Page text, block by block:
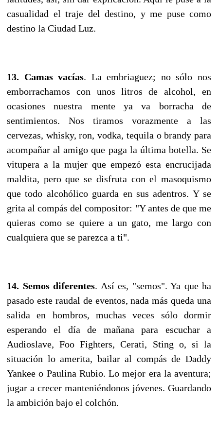
casualidad el traje del destino, y me puse como
destino la Ciudad Luz.
13. Camas vacías. La embriaguez; no sólo nos
emborrachamos con unos litros de alcohol, en
ocasiones nuestra mente ya va borracha de
sentimientos. Nos tiramos vorazmente a las
cervezas, whisky, ron, vodka, tequila o brandy para
acompañar al amigo que paga la última botella. Se
vitupera a la mujer que empezó esta encrucijada
maldita, pero que se disfruta con el masoquismo
que todo alcohólico guarda en sus adentros. Y se
grita al compás del compositor: "Y antes de que me
quieras como se quiere a un gato, me largo con
cualquiera que se parezca a ti".
14. Semos diferentes. Así es, "semos". Ya que ha
pasado este raudal de eventos, nada más queda una
salida en hombros, muchas veces sólo dormir
esperando el día de mañana para escuchar a
Audioslave, Foo Fighters, Cerati, Sting o, si la
situación lo amerita, bailar al compás de Daddy
Yankee o Paulina Rubio. Lo mejor era la aventura;
jugar a crecer manteniéndonos jóvenes. Guardando
la ambición bajo el colchón.